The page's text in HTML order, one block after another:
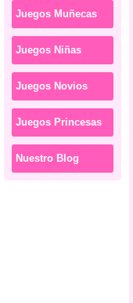
Juegos Muñecas
Juegos Niñas
Juegos Novios
Juegos Princesas
Nuestro Blog